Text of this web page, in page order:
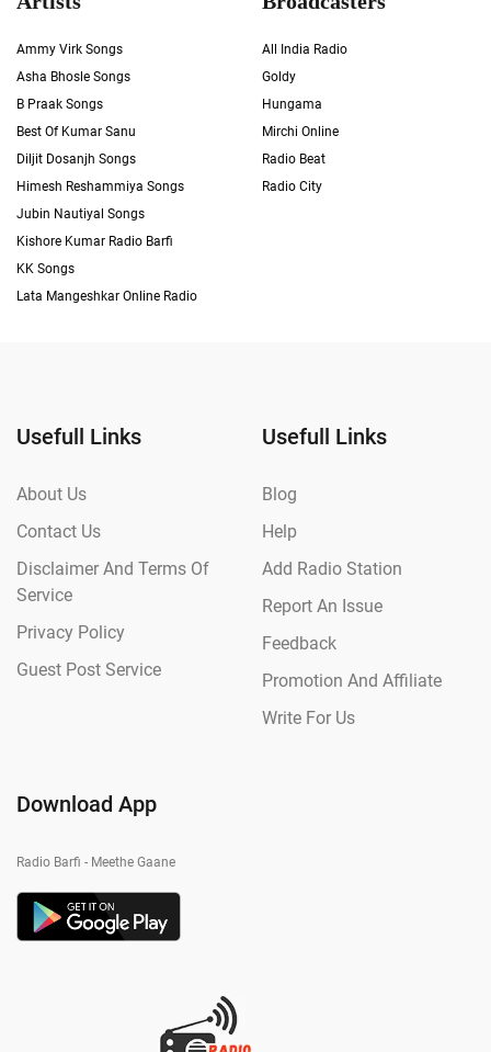
Ammy Virk Songs
Asha Bhosle Songs
B Praak Songs
Best Of Kumar Sanu
Diljit Dosanjh Songs
Himesh Reshammiya Songs
Jubin Nautiyal Songs
Kishore Kumar Radio Barfi
KK Songs
Lata Mangeshkar Online Radio
All India Radio
Goldy
Hungama
Mirchi Online
Radio Beat
Radio City
Usefull Links
About Us
Contact Us
Disclaimer And Terms Of
Service
Privacy Policy
Guest Post Service
Usefull Links
Blog
Help
Add Radio Station
Report An Issue
Feedback
Promotion And Affiliate
Write For Us
Download App
Radio Barfi - Meethe Gaane